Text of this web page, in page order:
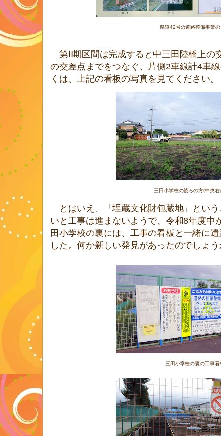
県道42号の道路整備事業の
第Ⅱ期区間は完成すると中三田陸橋上の
の交差点までをつなぐ、片側2車線計4車
くは、上記の看板の写真を見てください。
三田小学校の後ろの方(中央右
とはいえ、「埋蔵文化財包蔵地」とい
いと工事は進まないようで、令和8年度中
田小学校の裏には、工事の看板と一緒に
した。何か新しい発見があったのでしょ
三田小学校の裏の工事看